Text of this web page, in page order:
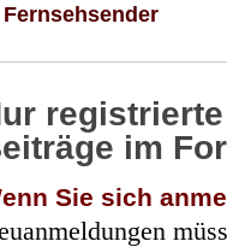
im
Sie sich